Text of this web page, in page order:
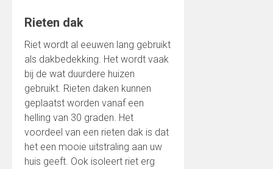
Rieten dak
Riet wordt al eeuwen lang gebruikt
als dakbedekking. Het wordt vaak
bij de wat duurdere huizen
gebruikt. Rieten daken kunnen
geplaatst worden vanaf een
helling van 30 graden. Het
voordeel van een rieten dak is dat
het een mooie uitstraling aan uw
huis geeft. Ook isoleert riet erg